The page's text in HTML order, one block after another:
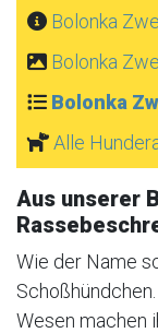
Bolonka
Bolonka
Bolonka
Alle
Aus unserer
Wie der Name
Wesen machen